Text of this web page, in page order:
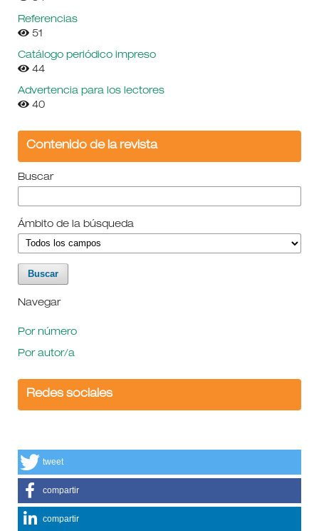
Referencias
51
Catálogo periódico impreso
44
Advertencia para los lectores
40
Contenido de la revista
Buscar
Ámbito de la búsqueda
Navegar
Por número
Por autor/a
Redes sociales
tweet
compartir
compartir